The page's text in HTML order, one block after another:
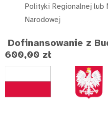
Polityki Regionalnej lub
Narodowej
Dofinansowanie z
600,00 zł